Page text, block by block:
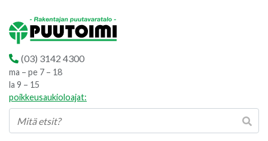
(03) 3142 4300
ma – pe 7 – 18
la 9 – 15
poikkeusaukioloajat: